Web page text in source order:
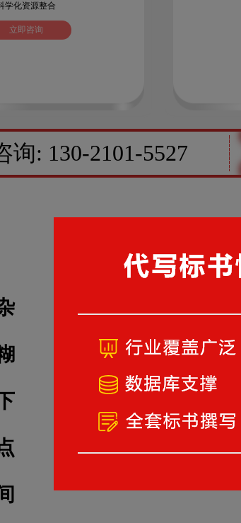
学化资源整合
立即咨询
询: 130-2101-5527
缺乏招投标知识，不知
投标文件找不到重点，
时间短又着急，无法保